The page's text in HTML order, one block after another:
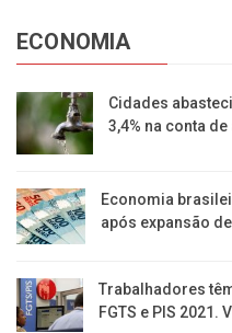
ECONOMIA
Cidades
3,4% na conta de
Economia
após expansão
Trabalhadores
FGTS e PIS 2021.